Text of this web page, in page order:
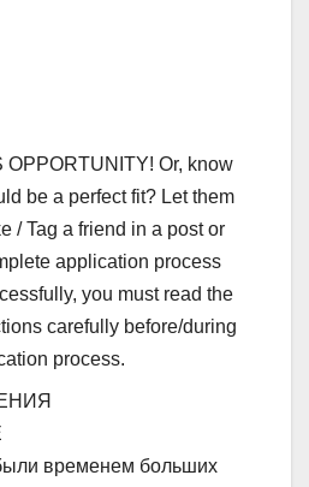
OPPORTUNITY! Or, know
be a perfect fit? Let them
/ Tag a friend in a post or
application process
you must read the
carefully before/during
process.
временем больших